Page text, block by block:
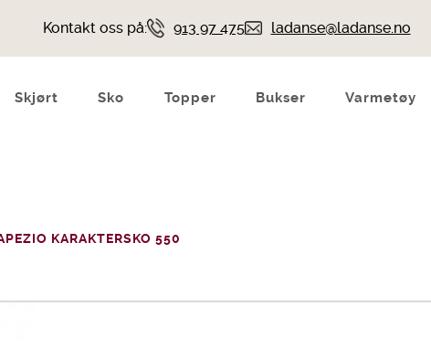
Kontakt oss på: 913 97 475 ladanse@ladanse.no
Skjørt Sko Topper Bukser Varmetøy
KARAKTERSKO 550